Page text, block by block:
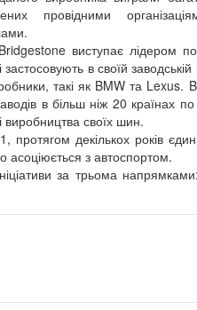
провідними
виступає лідером
застосовують в своїй
такі як BMW та Lexus.
в більш ніж 20 країнах
своїх шин.
декількох років
асоціюється з автоспортом.
за трьома